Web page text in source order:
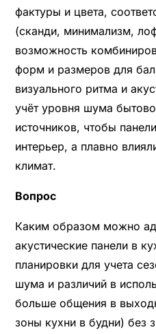
фактуры и цвета,
(сканди, минимализм,
возможность
форм и размеров для
визуального ритма и
учёт уровня шума
источников, чтобы
интерьер, а плавно
климат.
Вопрос
Каким образом можно
акустические панели в
планировки для учета
шума и различий в
больше общения в
зоны кухни в будни) без